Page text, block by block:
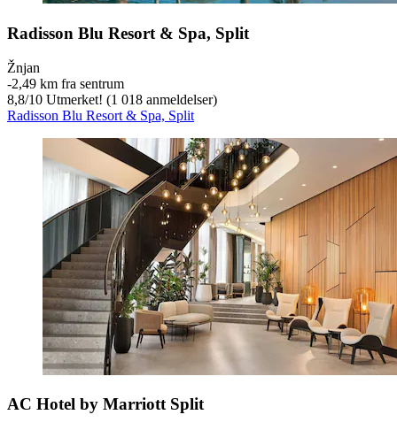
Radisson Blu Resort & Spa, Split
Žnjan
‐2,49 km fra sentrum
8,8/10 Utmerket! (1 018 anmeldelser)
Radisson Blu Resort & Spa, Split
AC Hotel by Marriott Split